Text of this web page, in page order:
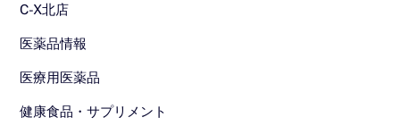
C-X北店
医薬品情報
医療用医薬品
健康食品・サプリメント